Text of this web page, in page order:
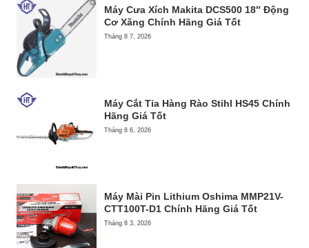
Máy Cưa Xích Makita DCS500 18″ Động
Cơ Xăng Chính Hãng Giá Tốt
Tháng 8 7, 2026
Máy Cắt Tỉa Hàng Rào Stihl HS45 Chính
Hãng Giá Tốt
Tháng 8 6, 2026
Máy Mài Pin Lithium Oshima MMP21V-
CTT100T-D1 Chính Hãng Giá Tốt
Tháng 8 3, 2026